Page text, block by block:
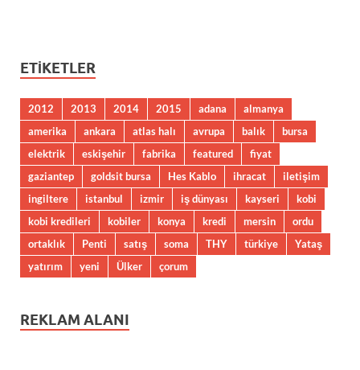
ETIKETLER
2012 2013 2014 2015 adana
almanya
amerika
ankara atlas halı avrupa balık
bursa
elektrik
eskişehir fabrika featured
fiyat
gaziantep
goldsit bursa Hes Kablo ihracat
iletişim
ingiltere
istanbul izmir iş dünyası kayseri
kobi
kobi kredileri
kobiler konya kredi mersin
ordu
ortaklık
Penti satış soma THY türkiye
Yataş
yatırım
yeni Ülker çorum
REKLAM ALANI